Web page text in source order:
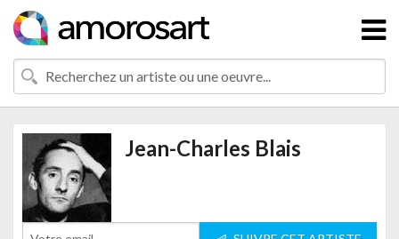
Jean-Charles Blais